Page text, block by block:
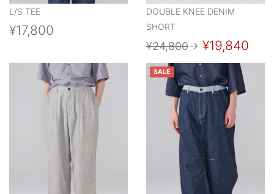
L/S TEE
¥17,800
DOUBLE KNEE DENIM
SHORT
¥24,800→ ¥19,840
SALE